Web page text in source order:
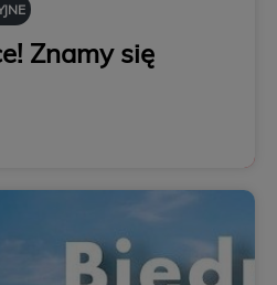
Znamy się